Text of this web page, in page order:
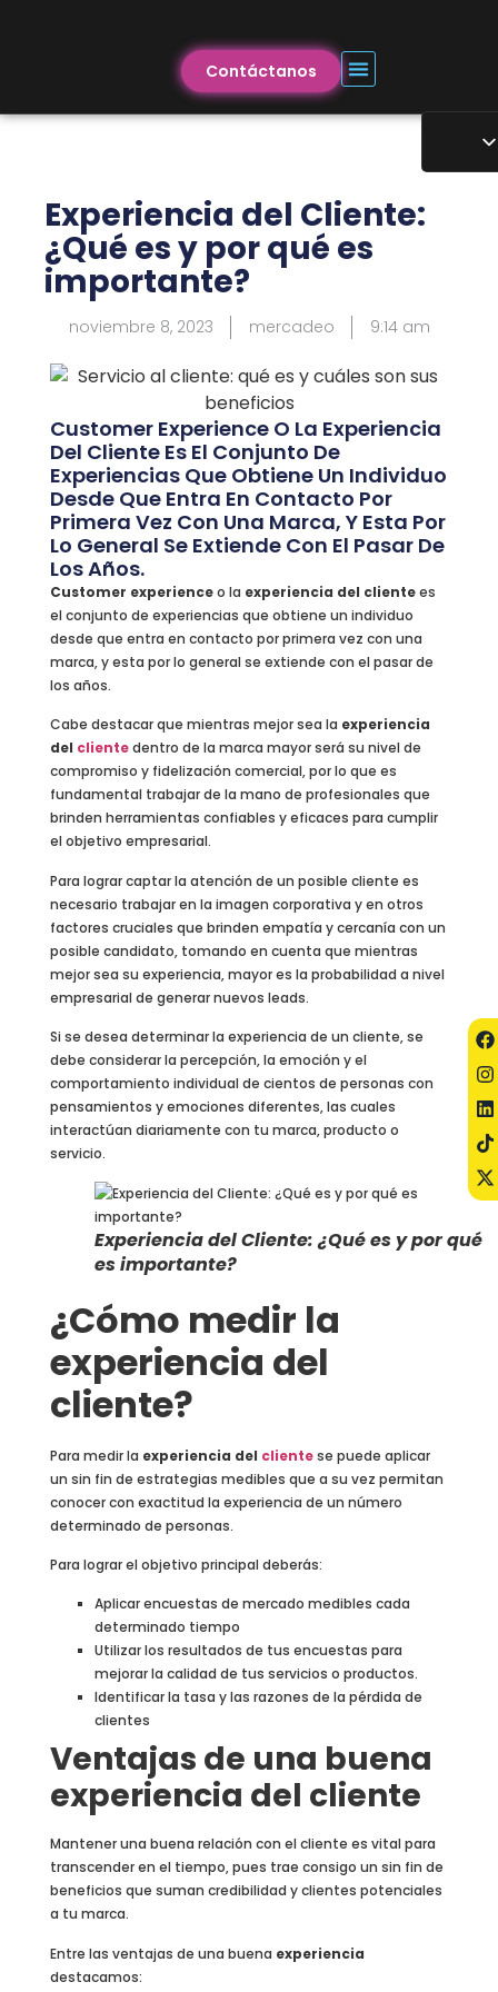
Contáctanos
Experiencia del Cliente:
¿Qué es y por qué es
importante?
noviembre 8, 2023 mercadeo 9:14 am
Customer Experience O La Experiencia
Del Cliente Es El Conjunto De
Experiencias Que Obtiene Un Individuo
Desde Que Entra En Contacto Por
Primera Vez Con Una Marca, Y Esta Por
Lo General Se Extiende Con El Pasar De
Los Años.
Customer experienceo la experiencia del clientees
el conjunto de experiencias que obtiene un individuo
desde que entra en contacto por primera vez con una
marca, y esta por lo general se extiende con el pasar de
los años.
Cabe destacar que mientras mejor sea la experiencia
del clientedentro de la marca mayor será su nivel de
compromiso y fidelización comercial, por lo que es
fundamental trabajar de la mano de profesionales que
brinden herramientas confiables y eficaces para cumplir
el objetivo empresarial.
Para lograr captar la atención de un posible cliente es
necesario trabajar en la imagen corporativa y en otros
factores cruciales que brinden empatía y cercanía con un
posible candidato, tomando en cuenta que mientras
mejor sea su experiencia, mayor es la probabilidad a nivel
empresarial de generar nuevos leads.
Si se desea determinar la experiencia de un cliente, se
debe considerar la percepción, la emoción y el
comportamiento individual de cientos de personas con
pensamientos y emociones diferentes, las cuales
interactúan diariamente con tu marca, producto o
servicio.
Experiencia del Cliente: ¿Qué es y por qué
es importante?
¿Cómo medir la
experiencia del
cliente?
Para medir la experiencia del clientese puede aplicar
un sin fin de estrategias medibles que a su vez permitan
conocer con exactitud la experiencia de un número
determinado de personas.
Para lograr el objetivo principal deberás:
Aplicar encuestas de mercado medibles cada
determinado tiempo
Utilizar los resultados de tus encuestas para
mejorar la calidad de tus servicios o productos.
Identificar la tasa y las razones de la pérdida de
clientes
Ventajas de una buena
experiencia del cliente
Mantener una buena relación con el cliente es vital para
transcender en el tiempo, pues trae consigo un sin fin de
beneficios que suman credibilidad y clientes potenciales
a tu marca.
Entre las ventajas de una buena experiencia
destacamos: